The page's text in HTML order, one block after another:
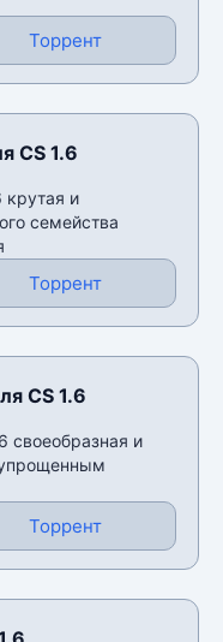
Торрент
CS 1.6
крутая и
семейства
Торрент
CS 1.6
своеобразная и
Торрент